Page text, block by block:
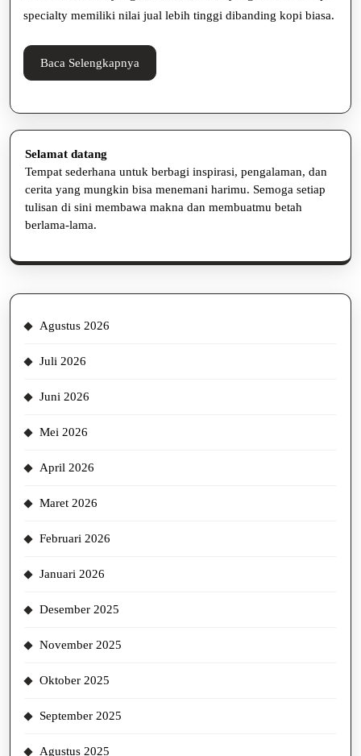
Daerah
specialty memiliki nilai jual lebih tinggi dibanding kopi biasa.
Baca Selengkapnya
Selengkapnya
Selamat datang
Tempat sederhana untuk berbagi inspirasi, pengalaman, dan
cerita yang mungkin bisa menemani harimu. Semoga setiap
tulisan di sini membawa makna dan membuatmu betah
berlama-lama.
Agustus 2026
Juli 2026
Juni 2026
Mei 2026
April 2026
Maret 2026
Februari 2026
Januari 2026
Desember 2025
November 2025
Oktober 2025
September 2025
Agustus 2025